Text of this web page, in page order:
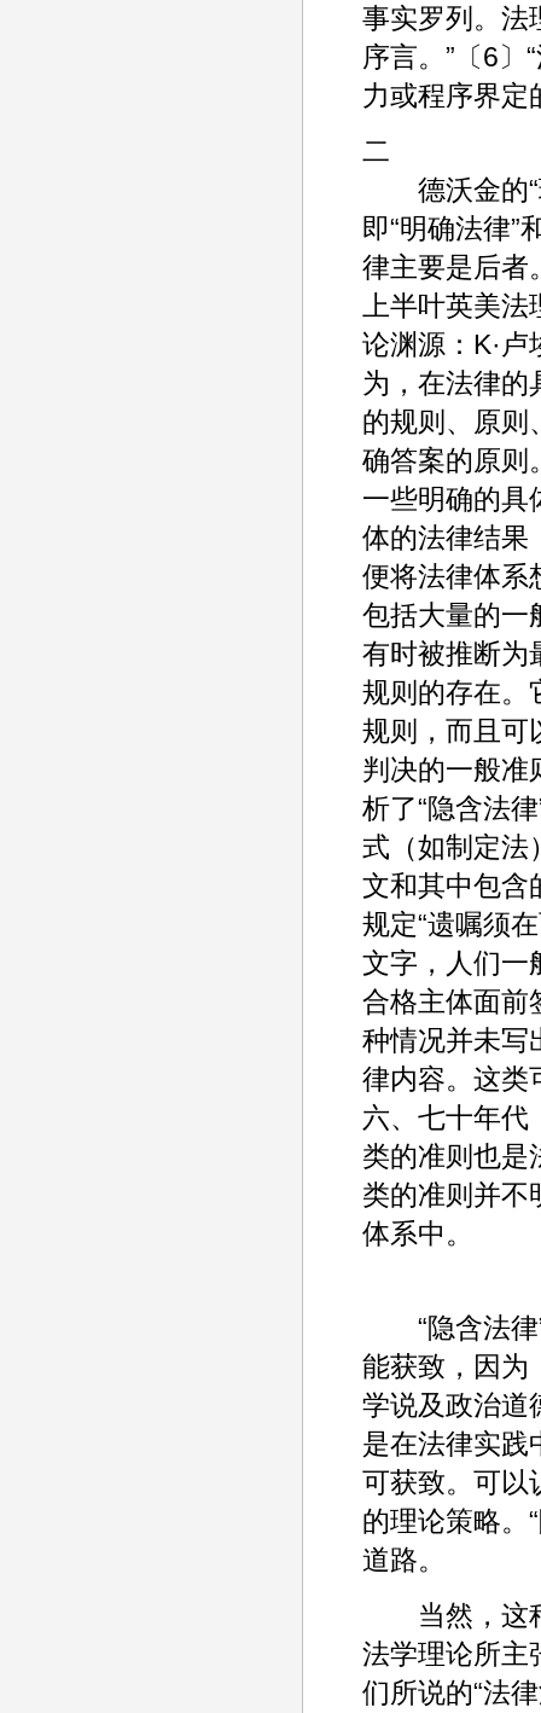
事实罗列。法
序言。”〔6〕
力或程序界定
二
德沃金的“
即“明确法律”
律主要是后者
上半叶英美
论渊源：K·
为，在法律的
的规则、原则
确答案的原则
一些明确的具
体的法律结果
便将法律体系
包括大量的一
有时被推断为
规则的存在。
规则，而且可
判决的一般准
析了“隐含法
式（如制定法
文和其中包含
规定“遗嘱须
文字，人们一
合格主体面前
种情况并未写
律内容。这类
六、七十年代
类的准则也是
类的准则并不
体系中。
“隐含法律”
能获致，因为
学说及政治道
是在法律实践
可获致。可以
的理论策略。
道路。
当然，这种
法学理论所主
们所说的“法